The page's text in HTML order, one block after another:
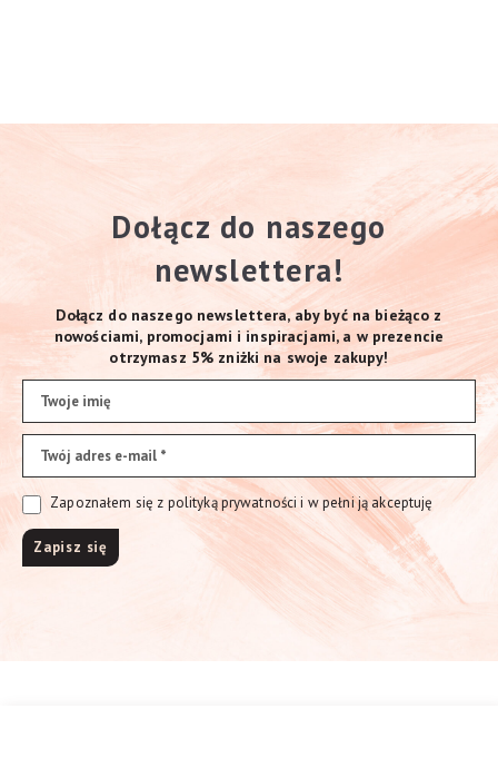
Dołącz do naszego
newslettera!
Dołącz do naszego newslettera, aby być na bieżąco z
nowościami, promocjami i inspiracjami, a w prezencie
otrzymasz 5% zniżki na swoje zakupy!
Zapoznałem się z polityką prywatności i w pełni ją akceptuję